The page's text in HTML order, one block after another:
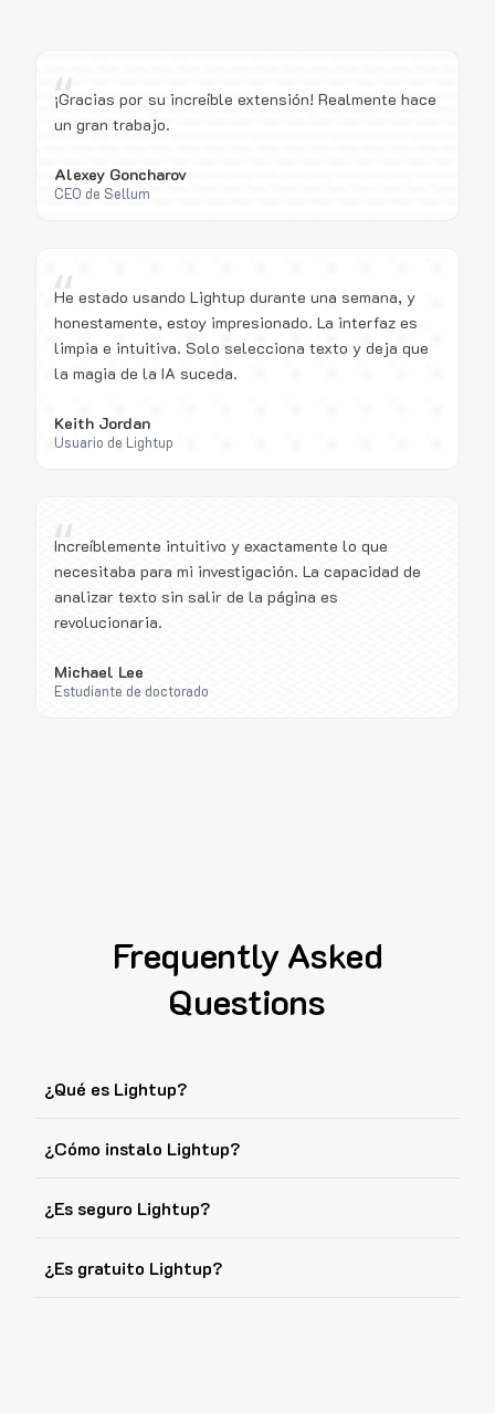
“
¡Gracias por su increíble extensión! Realmente hace
un gran trabajo.
Alexey Goncharov
CEO de Sellum
“
He estado usando Lightup durante una semana, y
honestamente, estoy impresionado. La interfaz es
limpia e intuitiva. Solo selecciona texto y deja que
la magia de la IA suceda.
Keith Jordan
Usuario de Lightup
“
Increíblemente intuitivo y exactamente lo que
necesitaba para mi investigación. La capacidad de
analizar texto sin salir de la página es
revolucionaria.
Michael Lee
Estudiante de doctorado
Frequently Asked
Questions
¿Qué es Lightup?
¿Cómo instalo Lightup?
¿Es seguro Lightup?
¿Es gratuito Lightup?